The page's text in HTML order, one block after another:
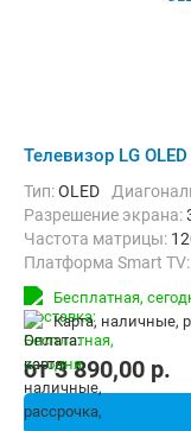
Телевизор LG
Тип:OLED
Разрешение экрана:
Частота матрицы:
Платформа Smart TV:
Беспроводные
Бесплатная,
карта, наличные,
от3 890,00 p.